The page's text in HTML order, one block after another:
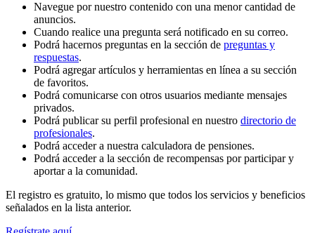
Navegue por nuestro contenido con una menor cantidad de
anuncios.
Cuando realice una pregunta será notificado en su correo.
Podrá hacernos preguntas en la sección de preguntas y
respuestas.
Podrá agregar artículos y herramientas en línea a su sección
de favoritos.
Podrá comunicarse con otros usuarios mediante mensajes
privados.
Podrá publicar su perfil profesional en nuestro directorio de
profesionales.
Podrá acceder a nuestra calculadora de pensiones.
Podrá acceder a la sección de recompensas por participar y
aportar a la comunidad.
El registro es gratuito, lo mismo que todos los servicios y beneficios
señalados en la lista anterior.